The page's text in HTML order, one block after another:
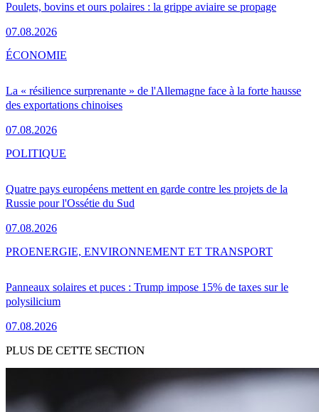
Poulets, bovins et ours polaires : la grippe aviaire se propage
07.08.2026
La « résilience surprenante » de l'Allemagne face à la forte hausse
des exportations chinoises
07.08.2026
ÉCONOMIE
Quatre pays européens mettent en garde contre les projets de la
Russie pour l'Ossétie du Sud
07.08.2026
POLITIQUE
Panneaux solaires et puces : Trump impose 15% de taxes sur le
polysilicium
07.08.2026
PROENERGIE, ENVIRONNEMENT ET TRANSPORT
PLUS DE CETTE SECTION